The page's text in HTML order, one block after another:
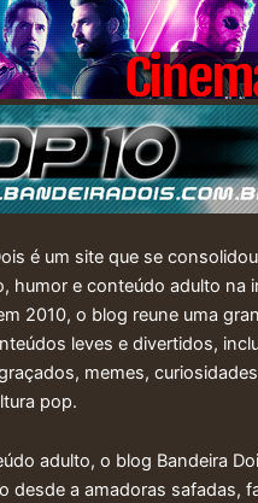
é um site que se
humor e conteúdo adulto na
2010, o blog reune uma
leves e divertidos,
memes,
pop.
adulto, o blog Bandeira
desde a amadoras safadas,